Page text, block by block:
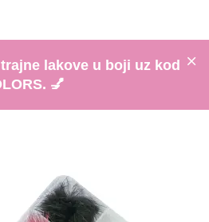
lakove u boji uz kod
💅